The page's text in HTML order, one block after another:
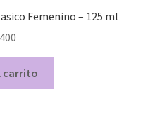
Femenino – 125 ml
carrito